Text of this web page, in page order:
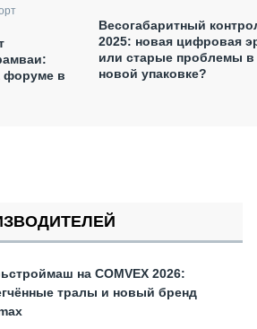
форуме в
Весогабаритный
2025: новая цифровая
или старые проблемы в
новой упаковке?
на COMVEX 2026:
тралы и новый бренд